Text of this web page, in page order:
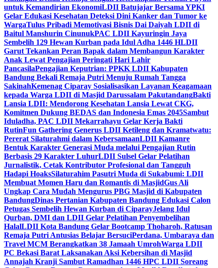
untuk Kemandirian EkonomiLDII Batujajar Bersama YPKI
Gelar Edukasi Kesehatan Deteksi Dini Kanker dan Tumor ke
WargaTulus Pribadi Memotivasi Bisnis Dai Daiyah LDII di
Baitul Manshurin CinunukPAC LDII Kayuringin Jaya
Sembelih 129 Hewan Kurban pada Idul Adha 1446 HLDII
Garut Tekankan Peran Bapak dalam Membangun Karakter
Anak Lewat Pengajian Peringati Hari Lahir
PancasilaPengajian Keputrian: PPKK LDII Kabupaten
Bandung Bekali Remaja Putri Menuju Rumah Tangga
SakinahKemenag Ciparay Sosialisasikan Layanan Keagamaan
kepada Warga LDII di Masjid Darussalam PakutandangBakti
Lansia LDII: Mendorong Kesehatan Lansia Lewat CKG,
Komitmen Dukung BEDAS dan Indonesia Emas 2045Sambut
Iduladha, PAC LDII Mekarrahayu Gelar Kerja Bakti
RutinFun Gathering Generus LDII Ketileng dan Kramatwatu:
Pererat Silaturahmi dalam KebersamaanLDII Kamanre
Bentuk Karakter Generasi Muda melalui Pengajian Rutin
Berbasis 29 Karakter LuhurLDII Sulsel Gelar Pelatihan
Jurnalistik, Cetak Kontributor Profesional dan Tangguh
Hadapi HoaksSilaturahim Pasutri Muda di Sukabumi: LDII
Membuat Momen Haru dan Romantis di MasjidGus Ali
Ungkap Cara Mudah Mengurus PBG Masjid di Kabupaten
BandungDinas Pertanian Kabupaten Bandung Edukasi Calon
Petugas Sembelih Hewan Kurban di CiparayJelang Idul
Qurban, DMI dan LDII Gelar Pelatihan Penyembelihan
HalalLDII Kota Bandung Gelar Bootcamp Thoharoh, Ratusan
Remaja Putri Antusias Belajar BersuciPerdana, Umbaraya dan
Travel MCM Berangkatkan 38 Jamaah UmrohWarga LDII
PC Bekasi Barat Laksanakan Aksi Kebersihan di Masjid
Annajah Kranji Sambut Ramadhan 1446 HPC LDII Soreang